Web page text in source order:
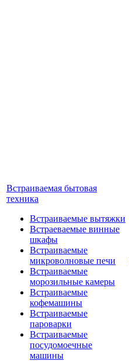
Встраиваемая бытовая
техника
Встраиваемые вытяжки
Встраеваемые винные
шкафы
Встраиваемые
микроволновые печи
Встраиваемые
морозильные камеры
Встраиваемые
кофемашины
Встраиваемые
пароварки
Встраиваемые
посудомоечные
машины